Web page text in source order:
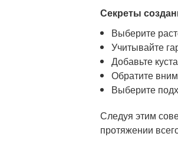
Секреты
Выберите
Учитывайте
Добавьте
Обратите
Выберите
Следуя этим
протяжении